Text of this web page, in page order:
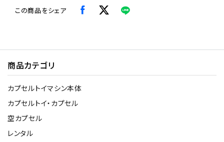
この商品をシェア
商品カテゴリ
カプセルトイマシン本体
カプセルトイ・カプセル
空カプセル
レンタル